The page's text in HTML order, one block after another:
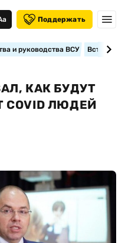
Поддержать
и руководства ВСУ
КАК БУДУТ
ЛЮДЕЙ